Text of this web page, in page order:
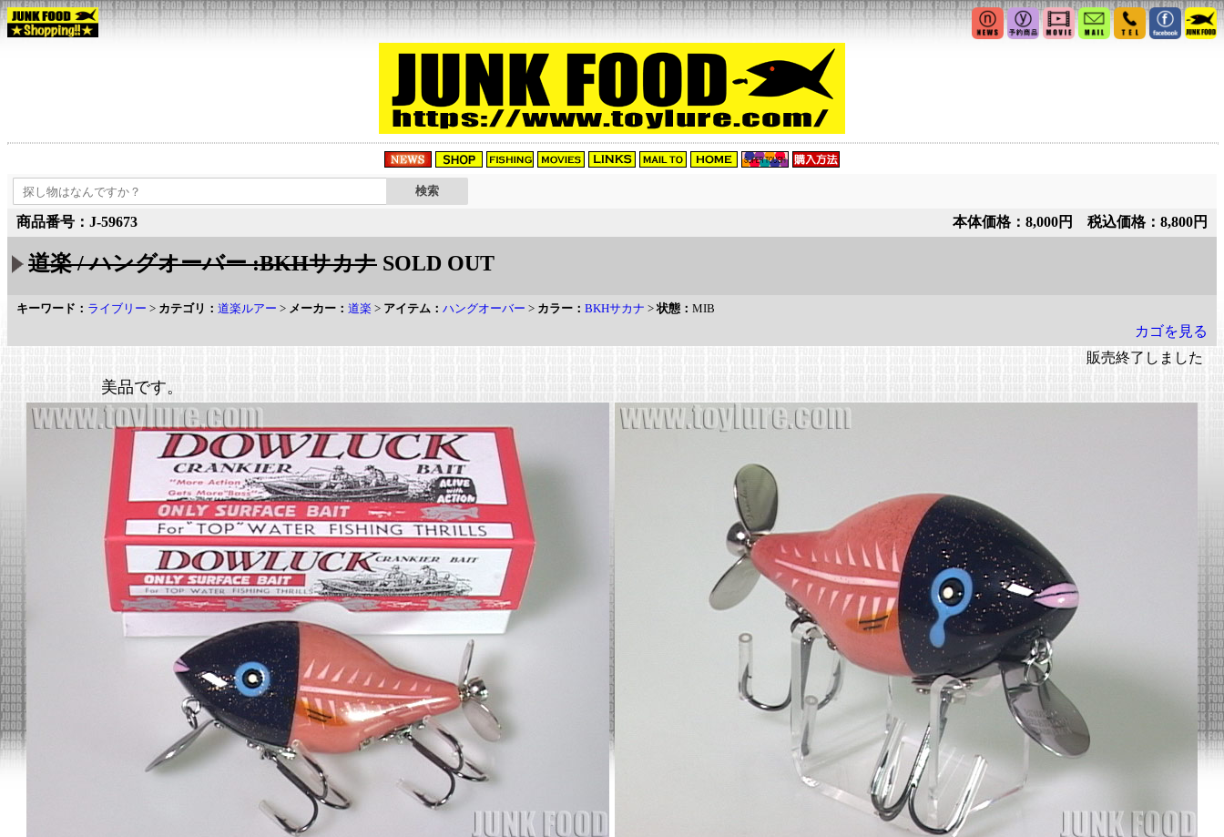
商品番号：J-59673 本体価格：8,000円 税込価格：8,800円
道楽 / ハングオーバー :BKHサカナ SOLD OUT
キーワード： ライブリー > カテゴリ： 道楽ルアー > メーカー： 道楽 > アイテム： ハングオーバー > カラー： BKHサカナ >状態： MIB
カゴを見る
販売終了しました
美品です。